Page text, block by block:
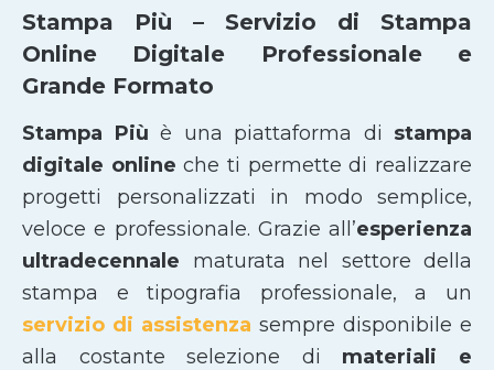
Stampa Più – Servizio di Stampa
Online Digitale Professionale e
Grande Formato
Stampa Più è una piattaforma di stampa
digitale online che ti permette di realizzare
progetti personalizzati in modo semplice,
veloce e professionale. Grazie all’esperienza
ultradecennale maturata nel settore della
stampa e tipografia professionale, a un
servizio di assistenza sempre disponibile e
alla costante selezione di materiali e